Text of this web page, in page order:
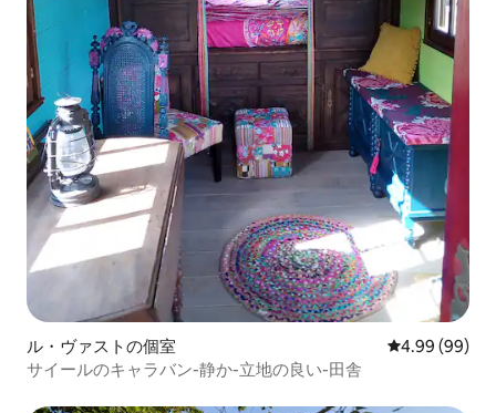
ル・ヴァストの個室 レビュー99件
4.99 (99)
サイールのキャラバン-静か-立地の良い-田舎